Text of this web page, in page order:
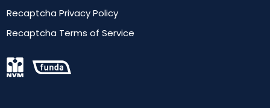
Recaptcha Privacy Policy
Recaptcha Terms of Service